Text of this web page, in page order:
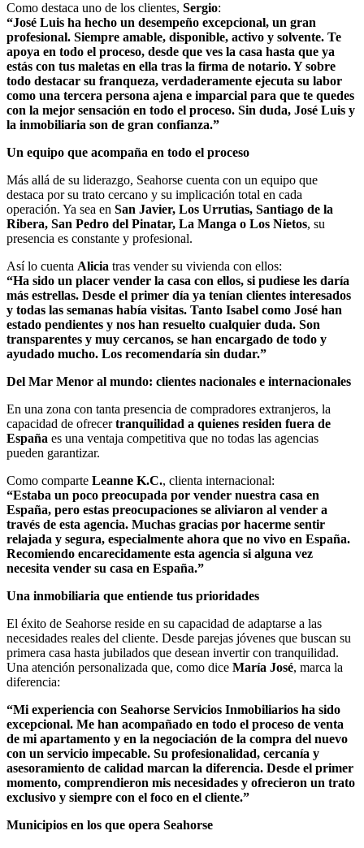
Como destaca uno de los clientes, Sergio:
“José Luis ha hecho un desempeño excepcional, un gran
profesional. Siempre amable, disponible, activo y solvente. Te
apoya en todo el proceso, desde que ves la casa hasta que ya
estás con tus maletas en ella tras la firma de notario. Y sobre
todo destacar su franqueza, verdaderamente ejecuta su labor
como una tercera persona ajena e imparcial para que te quedes
con la mejor sensación en todo el proceso. Sin duda, José Luis y
la inmobiliaria son de gran confianza.”
Un equipo que acompaña en todo el proceso
Más allá de su liderazgo, Seahorse cuenta con un equipo que
destaca por su trato cercano y su implicación total en cada
operación. Ya sea en San Javier, Los Urrutias, Santiago de la
Ribera, San Pedro del Pinatar, La Manga o Los Nietos, su
presencia es constante y profesional.
Así lo cuenta Alicia tras vender su vivienda con ellos:
“Ha sido un placer vender la casa con ellos, si pudiese les daría
más estrellas. Desde el primer día ya tenían clientes interesados
y todas las semanas había visitas. Tanto Isabel como José han
estado pendientes y nos han resuelto cualquier duda. Son
transparentes y muy cercanos, se han encargado de todo y
ayudado mucho. Los recomendaría sin dudar.”
Del Mar Menor al mundo: clientes nacionales e internacionales
En una zona con tanta presencia de compradores extranjeros, la
capacidad de ofrecertranquilidad a quienes residen fuera de
España es una ventaja competitiva que no todas las agencias
pueden garantizar.
Como comparte Leanne K.C., clienta internacional:
“Estaba un poco preocupada por vender nuestra casa en
España, pero estas preocupaciones se aliviaron al vender a
través de esta agencia. Muchas gracias por hacerme sentir
relajada y segura, especialmente ahora que no vivo en España.
Recomiendo encarecidamente esta agencia si alguna vez
necesita vender su casa en España.”
Una inmobiliaria que entiende tus prioridades
El éxito de Seahorse reside en su capacidad de adaptarse a las
necesidades reales del cliente. Desde parejas jóvenes que buscan su
primera casa hasta jubilados que desean invertir con tranquilidad.
Una atención personalizada que, como dice María José, marca la
diferencia:
“Mi experiencia con Seahorse Servicios Inmobiliarios ha sido
excepcional. Me han acompañado en todo el proceso de venta
de mi apartamento y en la negociación de la compra del nuevo
con un servicio impecable. Su profesionalidad, cercanía y
asesoramiento de calidad marcan la diferencia. Desde el primer
momento, comprendieron mis necesidades y ofrecieron un trato
exclusivo y siempre con el foco en el cliente.”
Municipios en los que opera Seahorse